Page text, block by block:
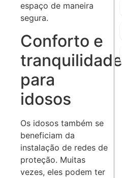
espaço de maneira
segura.
Conforto e
tranquilidade
para
idosos
Os idosos também se
beneficiam da
instalação de redes de
proteção. Muitas
vezes, eles podem ter